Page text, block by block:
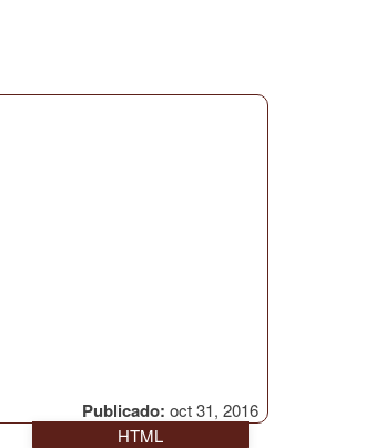
Publicado: oct 31, 2016
HTML